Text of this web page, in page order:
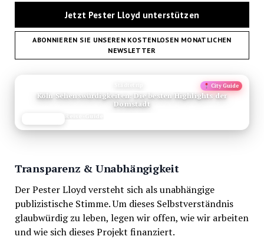
Jetzt Pester Lloyd unterstützen
ABONNIEREN SIE UNSEREN KOSTENLOSEN MONATLICHEN
NEWSLETTER
City Guide
Köln Sehenswürdigkeiten: Die besten Highlights der
Domstadt
Reise-Guide
Transparenz & Unabhängigkeit
Der Pester Lloyd versteht sich als unabhängige
publizistische Stimme. Um dieses Selbstverständnis
glaubwürdig zu leben, legen wir offen, wie wir arbeiten
und wie sich dieses Projekt finanziert.